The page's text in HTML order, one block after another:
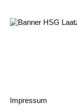
Impressum